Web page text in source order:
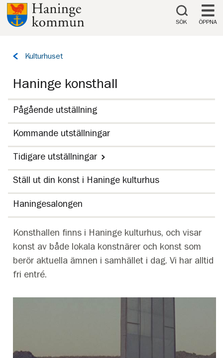
Till innehåll på sidan
SÖK ÖPPNA
Tillbaka
Kulturhuset
Haninge konsthall
Pågående utställning
Kommande utställningar
Tidigare utställningar
Ställ ut din konst i Haninge kulturhus
Haningesalongen
Konsthallen finns i Haninge kulturhus, och visar
konst av både lokala konstnärer och konst som
berör aktuella ämnen i samhället i dag. Vi har alltid
fri entré.